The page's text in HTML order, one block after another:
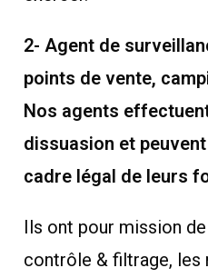
2- Agent de
points de vente,
Nos agents
dissuasion et
cadre légal de leurs
Ils ont pour mission
contrôle & filtrage, les